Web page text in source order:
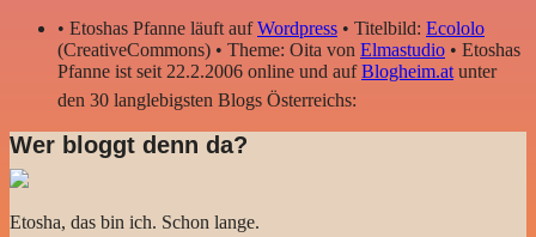
• Etoshas Pfanne läuft aufWordpress • Titelbild: Ecololo
(CreativeCommons) • Theme: Oita von Elmastudio • Etoshas
Pfanne ist seit 22.2.2006 online und aufBlogheim.atunter
den 30 langlebigsten Blogs Österreichs:
Wer bloggt denn da?
Etosha, das bin ich. Schon lange.